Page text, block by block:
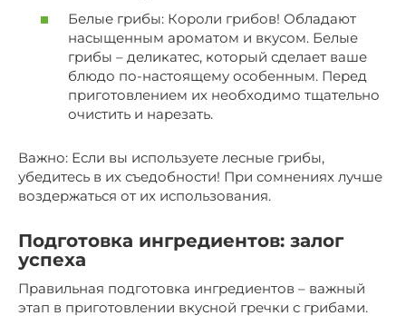
Белые грибы: Короли грибов! Обладают
насыщенным ароматом и вкусом. Белые
грибы – деликатес, который сделает ваше
блюдо по-настоящему особенным. Перед
приготовлением их необходимо тщательно
очистить и нарезать.
Важно: Если вы используете лесные грибы,
убедитесь в их съедобности! При сомнениях лучше
воздержаться от их использования.
Подготовка ингредиентов: залог
успеха
Правильная подготовка ингредиентов – важный
этап в приготовлении вкусной гречки с грибами.